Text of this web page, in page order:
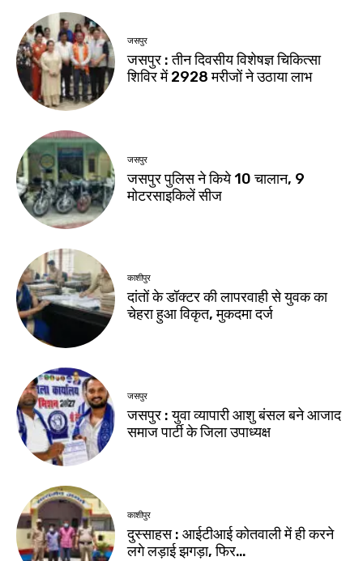
जसपुर
जसपुर : तीन दिवसीय विशेषज्ञ चिकित्सा
शिविर में 2928 मरीजों ने उठाया लाभ
जसपुर
जसपुर पुलिस ने किये 10 चालान, 9
मोटरसाइकिलें सीज
काशीपुर
दांतों के डॉक्टर की लापरवाही से युवक का
चेहरा हुआ विकृत, मुकदमा दर्ज
जसपुर
जसपुर : युवा व्यापारी आशु बंसल बने आजाद
समाज पार्टी के जिला उपाध्यक्ष
काशीपुर
दुस्साहस : आईटीआई कोतवाली में ही करने
लगे लड़ाई झगड़ा, फिर…